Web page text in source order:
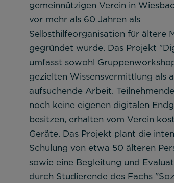
gemeinnützigen Verein in
vor mehr als 60 Jahren als
Selbsthilfeorganisation für ältere
gegründet wurde. Das Projekt
umfasst sowohl
gezielten Wissensvermittlung als
aufsuchende Arbeit.
noch keine eigenen digitalen
besitzen, erhalten vom Verein
Geräte. Das Projekt plant die
Schulung von etwa 50 älteren
sowie eine Begleitung und
durch Studierende des Fachs